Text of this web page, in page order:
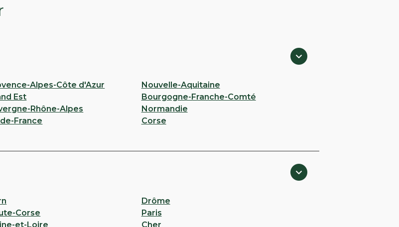
Alpes-Côte d'Azur
Nouvelle-Aquitaine
Est
Bourgogne-Franche-Comté
Rhône-Alpes
Normandie
de-France Corse
Drôme
Corse
Paris
et-Loire
Cher